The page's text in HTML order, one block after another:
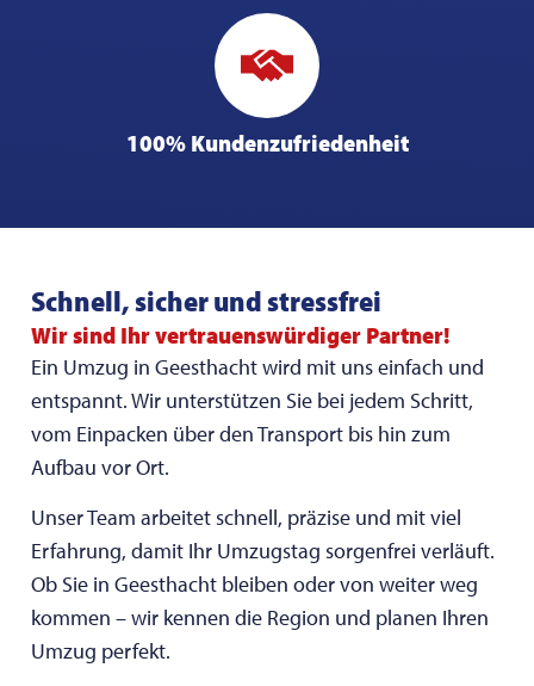
100% Kundenzufriedenheit
Schnell, sicher und stressfrei
Wir sind Ihr vertrauenswürdiger Partner!
Ein Umzug in Geesthacht wird mit uns einfach und
entspannt. Wir unterstützen Sie bei jedem Schritt,
vom Einpacken über den Transport bis hin zum
Aufbau vor Ort.
Unser Team arbeitet schnell, präzise und mit viel
Erfahrung, damit Ihr Umzugstag sorgenfrei verläuft.
Ob Sie in Geesthacht bleiben oder von weiter weg
kommen – wir kennen die Region und planen Ihren
Umzug perfekt.